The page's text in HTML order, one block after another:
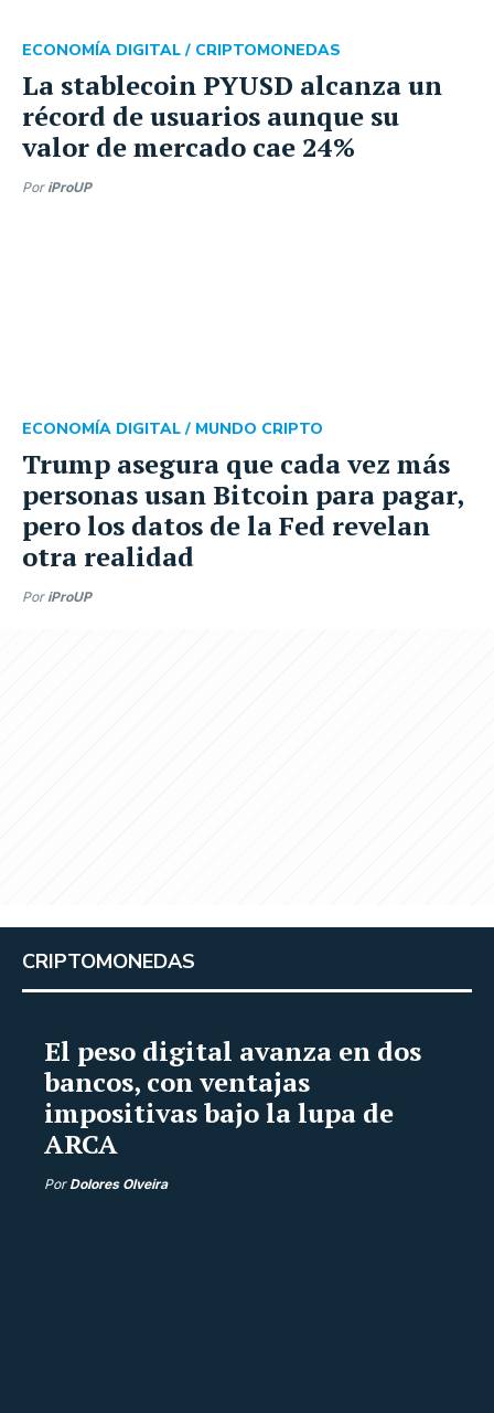
La stablecoin PYUSD alcanza un
récord de usuarios aunque su
valor de mercado cae 24%
ECONOMÍA DIGITAL / CRIPTOMONEDAS
Por iProUP
Trump asegura que cada vez más
personas usan Bitcoin para pagar,
pero los datos de la Fed revelan
otra realidad
ECONOMÍA DIGITAL / MUNDO CRIPTO
Por iProUP
CRIPTOMONEDAS
El peso digital avanza en dos
bancos, con ventajas
impositivas bajo la lupa de
ARCA
Por Dolores Olveira